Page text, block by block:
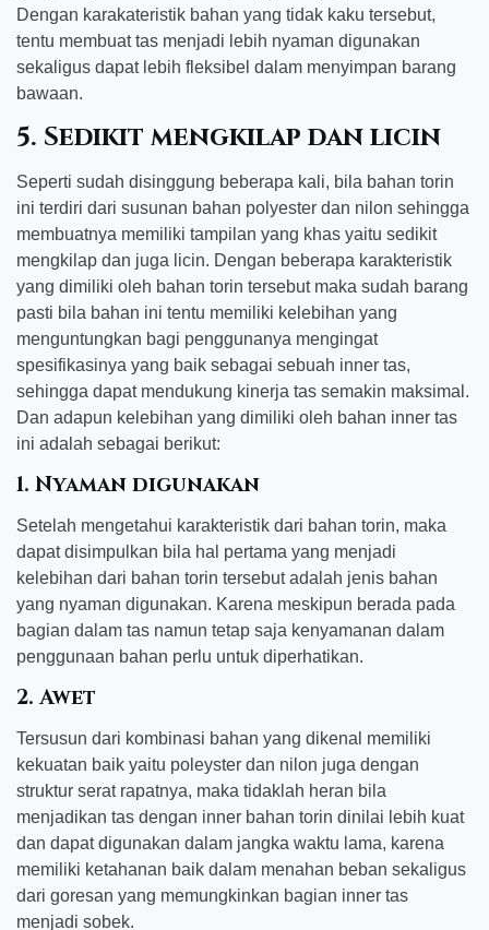
Dengan karakateristik bahan yang tidak kaku tersebut,
tentu membuat tas menjadi lebih nyaman digunakan
sekaligus dapat lebih fleksibel dalam menyimpan barang
bawaan.
5. Sedikit mengkilap dan licin
Seperti sudah disinggung beberapa kali, bila bahan torin
ini terdiri dari susunan bahan polyester dan nilon sehingga
membuatnya memiliki tampilan yang khas yaitu sedikit
mengkilap dan juga licin. Dengan beberapa karakteristik
yang dimiliki oleh bahan torin tersebut maka sudah barang
pasti bila bahan ini tentu memiliki kelebihan yang
menguntungkan bagi penggunanya mengingat
spesifikasinya yang baik sebagai sebuah inner tas,
sehingga dapat mendukung kinerja tas semakin maksimal.
Dan adapun kelebihan yang dimiliki oleh bahan inner tas
ini adalah sebagai berikut:
1. Nyaman digunakan
Setelah mengetahui karakteristik dari bahan torin, maka
dapat disimpulkan bila hal pertama yang menjadi
kelebihan dari bahan torin tersebut adalah jenis bahan
yang nyaman digunakan. Karena meskipun berada pada
bagian dalam tas namun tetap saja kenyamanan dalam
penggunaan bahan perlu untuk diperhatikan.
2. Awet
Tersusun dari kombinasi bahan yang dikenal memiliki
kekuatan baik yaitu poleyster dan nilon juga dengan
struktur serat rapatnya, maka tidaklah heran bila
menjadikan tas dengan inner bahan torin dinilai lebih kuat
dan dapat digunakan dalam jangka waktu lama, karena
memiliki ketahanan baik dalam menahan beban sekaligus
dari goresan yang memungkinkan bagian inner tas
menjadi sobek.